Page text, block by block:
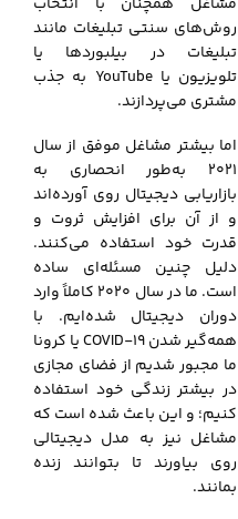
روش‌های سنتی تبلیغات مانند
تبلیغات در بیلبوردها یا
تلویزیون یا YouTube به جذب
مشتری می‌پردازند.
اما بیشتر مشاغل موفق از سال
2021 به‌طور انحصاری به
بازاریابی دیجیتال روی آورده‌اند
و از آن برای افزایش ثروت و
قدرت خود استفاده می‌کنند.
دلیل چنین مسئله‌ای ساده
است. ما در سال 2020 کاملاً وارد
دوران دیجیتال شده‌ایم. با
همه‌گیر شدن COVID-19 یا کرونا
ما مجبور شدیم از فضای مجازی
در بیشتر زندگی خود استفاده
کنیم؛ و این باعث شده است که
مشاغل نیز به مدل دیجیتالی
روی بیاورند تا بتوانند زنده
بمانند.